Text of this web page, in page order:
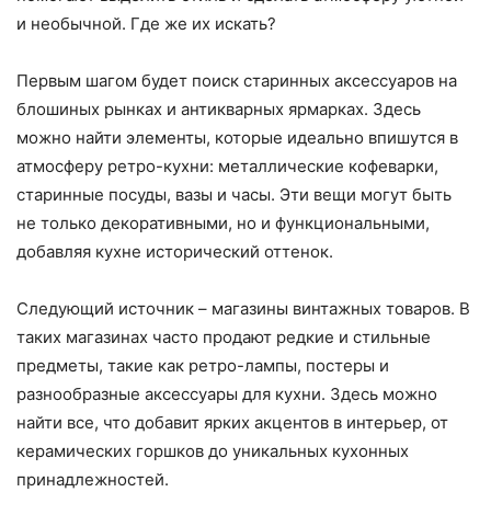
и необычной. Где же их искать?
Первым шагом будет поиск старинных аксессуаров на
блошиных рынках и антикварных ярмарках. Здесь
можно найти элементы, которые идеально впишутся в
атмосферу ретро-кухни: металлические кофеварки,
старинные посуды, вазы и часы. Эти вещи могут быть
не только декоративными, но и функциональными,
добавляя кухне исторический оттенок.
Следующий источник – магазины винтажных товаров. В
таких магазинах часто продают редкие и стильные
предметы, такие как ретро-лампы, постеры и
разнообразные аксессуары для кухни. Здесь можно
найти все, что добавит ярких акцентов в интерьер, от
керамических горшков до уникальных кухонных
принадлежностей.